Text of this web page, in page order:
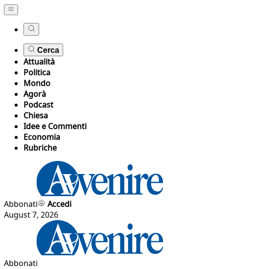
Cerca
Attualità
Politica
Mondo
Agorà
Podcast
Chiesa
Idee e Commenti
Economia
Rubriche
Abbonati
Accedi
August 7, 2026
Abbonati